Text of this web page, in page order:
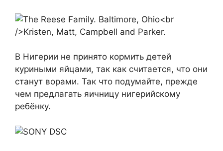
В Нигерии не принято кормить детей
куриными яйцами, так как считается, что они
станут ворами. Так что подумайте, прежде
чем предлагать яичницу нигерийскому
ребёнку.